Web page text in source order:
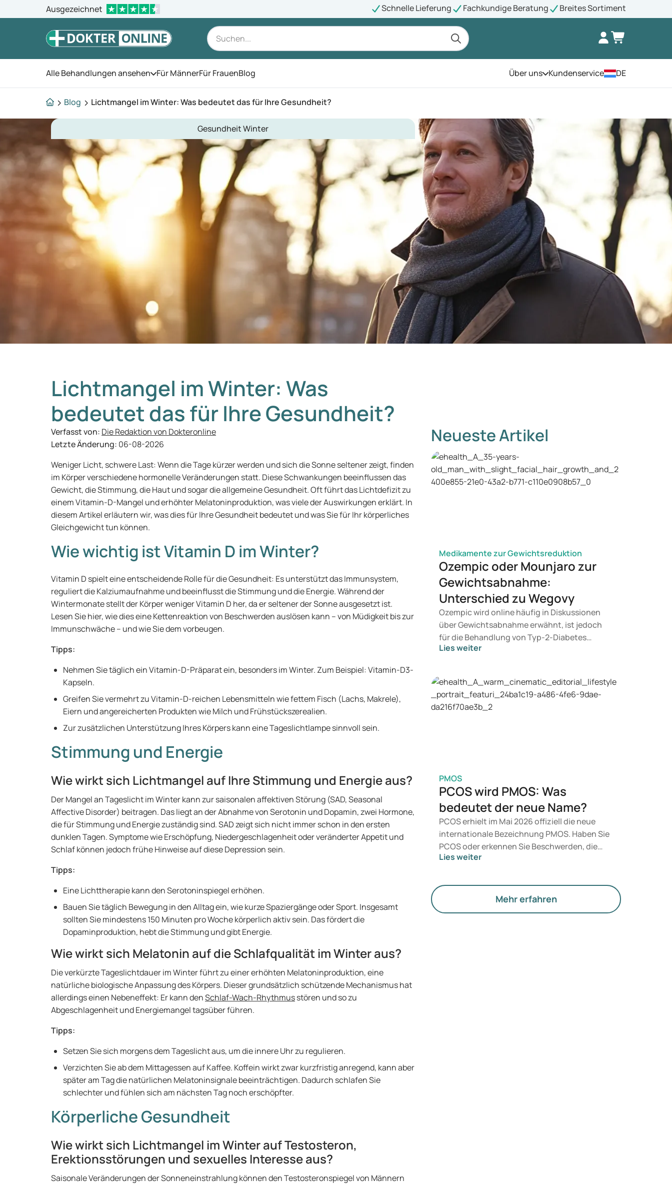
Ausgezeichnet Schnelle Lieferung Fachkundige Beratung Breites Sortiment
Alle Behandlungen ansehen Öffnen Sie das Menü
Für MännerFür FrauenBlog Über unsÖffnen Sie das Menü
Kundenservice DE
Blog Lichtmangel im Winter: Was bedeutet das für Ihre Gesundheit?
Gesundheit Winter
Lichtmangel im Winter: Was
bedeutet das für Ihre Gesundheit?
Verfasst von: Die Redaktion von Dokteronline
Letzte Änderung: 06-08-2026
Weniger Licht, schwere Last: Wenn die Tage kürzer werden und sich die Sonne seltener zeigt, finden
im Körper verschiedene hormonelle Veränderungen statt. Diese Schwankungen beeinflussen das
Gewicht, die Stimmung, die Haut und sogar die allgemeine Gesundheit. Oft führt das Lichtdefizit zu
einem Vitamin-D-Mangel und erhöhter Melatoninproduktion, was viele der Auswirkungen erklärt. In
diesem Artikel erläutern wir, was dies für Ihre Gesundheit bedeutet und was Sie für Ihr körperliches
Gleichgewicht tun können.
Wie wichtig ist Vitamin D im Winter?
Vitamin D spielt eine entscheidende Rolle für die Gesundheit: Es unterstützt das Immunsystem,
reguliert die Kalziumaufnahme und beeinflusst die Stimmung und die Energie. Während der
Wintermonate stellt der Körper weniger Vitamin D her, da er seltener der Sonne ausgesetzt ist.
Lesen Sie hier, wie dies eine Kettenreaktion von Beschwerden auslösen kann – von Müdigkeit bis zur
Immunschwäche – und wie Sie dem vorbeugen.
Tipps:
Nehmen Sie täglich ein Vitamin-D-Präparat ein, besonders im Winter. Zum Beispiel: Vitamin-D3-
Kapseln.
Greifen Sie vermehrt zu Vitamin-D-reichen Lebensmitteln wie fettem Fisch (Lachs, Makrele),
Eiern und angereicherten Produkten wie Milch und Frühstückszerealien.
Zur zusätzlichen Unterstützung Ihres Körpers kann eine Tageslichtlampe sinnvoll sein.
Stimmung und Energie
Wie wirkt sich Lichtmangel auf Ihre Stimmung und Energie aus?
Der Mangel an Tageslicht im Winter kann zur saisonalen affektiven Störung (SAD, Seasonal
Affective Disorder) beitragen. Das liegt an der Abnahme von Serotonin und Dopamin, zwei Hormone,
die für Stimmung und Energie zuständig sind. SAD zeigt sich nicht immer schon in den ersten
dunklen Tagen. Symptome wie Erschöpfung, Niedergeschlagenheit oder veränderter Appetit und
Schlaf können jedoch frühe Hinweise auf diese Depression sein.
Tipps:
Eine Lichttherapie kann den Serotoninspiegel erhöhen.
Bauen Sie täglich Bewegung in den Alltag ein, wie kurze Spaziergänge oder Sport. Insgesamt
sollten Sie mindestens 150 Minuten pro Woche körperlich aktiv sein. Das fördert die
Dopaminproduktion, hebt die Stimmung und gibt Energie.
Wie wirkt sich Melatonin auf die Schlafqualität im Winter aus?
Die verkürzte Tageslichtdauer im Winter führt zu einer erhöhten Melatoninproduktion, eine
natürliche biologische Anpassung des Körpers. Dieser grundsätzlich schützende Mechanismus hat
allerdings einen Nebeneffekt: Er kann denSchlaf-Wach-Rhythmusstören und so zu
Abgeschlagenheit und Energiemangel tagsüber führen.
Tipps:
Setzen Sie sich morgens dem Tageslicht aus, um die innere Uhr zu regulieren.
Verzichten Sie ab dem Mittagessen auf Kaffee. Koffein wirkt zwar kurzfristig anregend, kann aber
später am Tag die natürlichen Melatoninsignale beeinträchtigen. Dadurch schlafen Sie
schlechter und fühlen sich am nächsten Tag noch erschöpfter.
Körperliche Gesundheit
Wie wirkt sich Lichtmangel im Winter auf Testosteron,
Erektionsstörungen und sexuelles Interesse aus?
Saisonale Veränderungen der Sonneneinstrahlung können den Testosteronspiegel von Männern
Neueste Artikel
Medikamente zur Gewichtsreduktion
Ozempic oder Mounjaro zur
Gewichtsabnahme:
Unterschied zu Wegovy
Ozempic wird online häufig in Diskussionen
über Gewichtsabnahme erwähnt, ist jedoch
für die Behandlung von Typ-2-Diabetes
vorgesehen. Wenn Sie eine Therapie zur
Betracht. Welche Behandlung für Sie geeignet
ist, entscheidet ein Arzt auf Grundlage Ihrer
Gesundheit, Ihres BMI und Ihres
Lies weiter
PMOS
PCOS wird PMOS: Was
bedeutet der neue Name?
PCOS erhielt im Mai 2026 offiziell die neue
internationale Bezeichnung PMOS. Haben Sie
PCOS oder erkennen Sie Beschwerden, die
darauf hindeuten könnten? Medizinisch
legt jedoch mehr Gewicht auf Hormone, den
Stoffwechsel und die Funktion der Eierstöcke.
Lies weiter
Mehr erfahren